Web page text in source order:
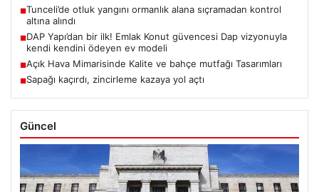
■Tunceli’de otluk yangını ormanlık alana sıçramadan kontrol
altına alındı
■DAP Yapı’dan bir ilk! Emlak Konut güvencesi Dap vizyonuyla
kendi kendini ödeyen ev modeli
■Açık Hava Mimarisinde Kalite ve bahçe mutfağı Tasarımları
■Sapağı kaçırdı, zincirleme kazaya yol açtı
Güncel